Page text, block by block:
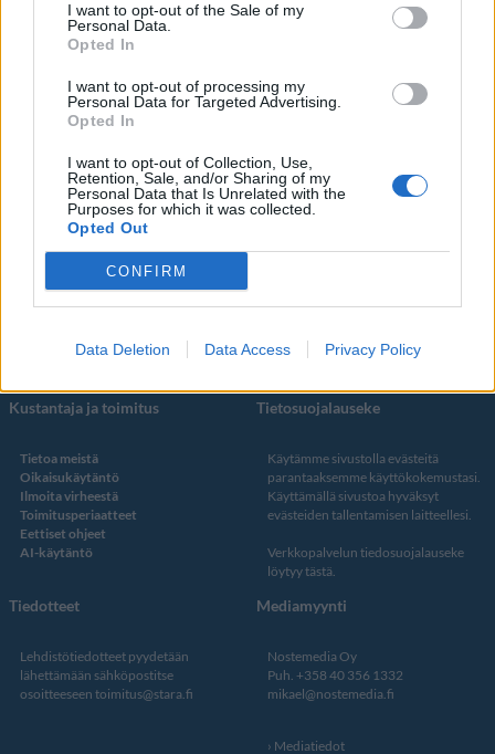
I want to opt-out of the Sale of my
Personal Data.
Opted In
I want to opt-out of processing my
Personal Data for Targeted Advertising.
Opted In
I want to opt-out of Collection, Use,
Retention, Sale, and/or Sharing of my
Personal Data that Is Unrelated with the
Purposes for which it was collected.
Opted Out
CONFIRM
Data Deletion Data Access Privacy Policy
Lifestyle
Koti & Asuminen
Viihde
StaraTV
Autot
Elokuvat
Some
YouTube
Instagram
Twitter
Kustantaja ja toimitus
Tietoa meistä
Oikaisukäytäntö
Ilmoita virheestä
Toimitusperiaatteet
Eettiset ohjeet
AI-käytäntö
Tietosuojalauseke
Käytämme sivustolla evästeitä
parantaaksemme käyttökokemustasi.
Käyttämällä sivustoa hyväksyt
evästeiden tallentamisen laitteellesi.
Verkkopalvelun tiedosuojalauseke
löytyy tästä
Tiedotteet
Lehdistötiedotteet pyydetään
lähettämään sähköpostitse
osoitteeseen toimitus@stara.fi
Mediamyynti
Nostemedia Oy
Puh. +358 40 356 1332
mikael@nostemedia.fi
Mediatiedot